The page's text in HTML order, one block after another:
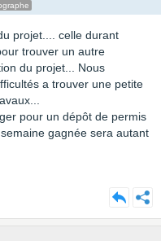
projet.... celle durant
trouver un autre
du projet... Nous
a trouver une petite
pour un dépôt de permis
gagnée sera autant